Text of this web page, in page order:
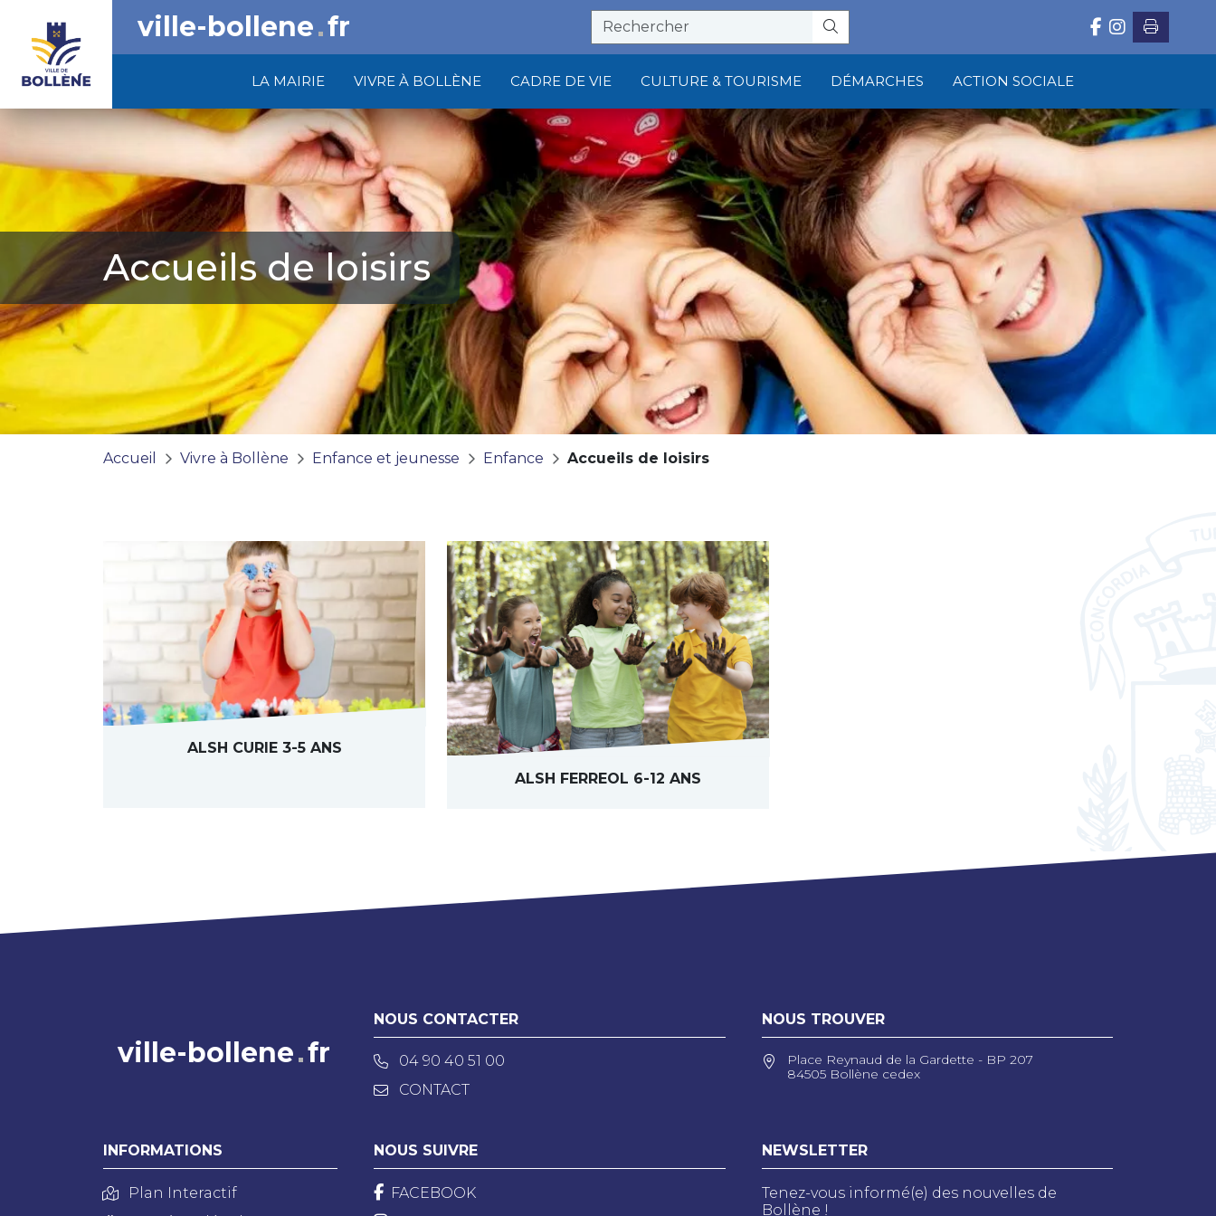
LA MAIRIE VIVRE À BOLLÈNE CADRE DE VIE CULTURE & TOURISME DÉMARCHES ACTION SOCIALE
ville-bollene fr
Accueils de loisirs
Accueil Vivre à Bollène Enfance et jeunesse Enfance Accueils de loisirs
ALSH CURIE 3-5 ANS
ALSH FERREOL 6-12 ANS
ville-bollene fr
NOUS CONTACTER
04 90 40 51 00
CONTACT
NOUS TROUVER
Place Reynaud de la Gardette - BP 207
84505 Bollène cedex
INFORMATIONS
Plan Interactif
NOUS SUIVRE
FACEBOOK
NEWSLETTER
Tenez-vous informé(e) des nouvelles de
Bollène !